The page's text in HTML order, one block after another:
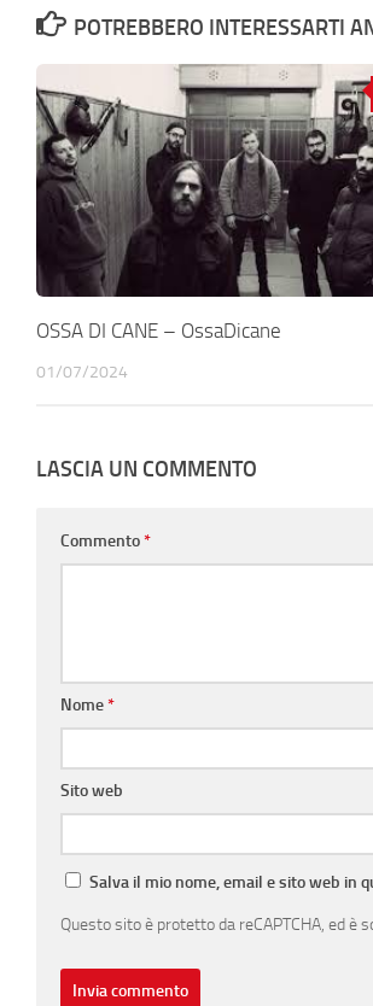
POTREBBERO INTERESSARTI
OSSA DI CANE – OssaDicane
01/07/2024
LASCIA UN COMMENTO
Commento*
Nome*
Sito web
Salva il mio nome, email e sito web in
Questo sito è protetto da reCAPTCHA, ed è